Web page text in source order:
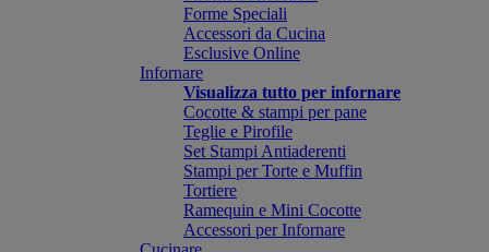
Forme Speciali
Accessori da Cucina
Esclusive Online
Infornare
Visualizza tutto per infornare
Cocotte & stampi per pane
Teglie e Pirofile
Set Stampi Antiaderenti
Stampi per Torte e Muffin
Tortiere
Ramequin e Mini Cocotte
Accessori per Infornare